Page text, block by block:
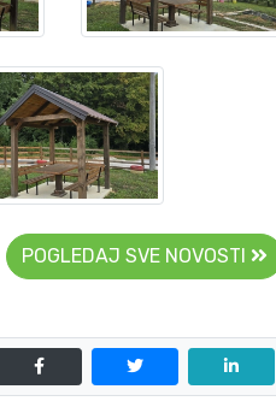
POGLEDAJ SVE NOVOSTI